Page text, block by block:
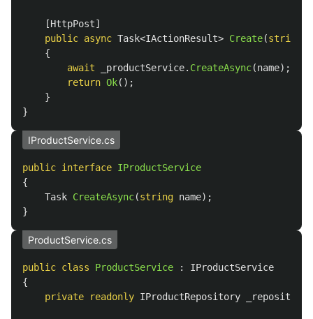
[HttpPost]
public async Task<IActionResult> Create(string
{
await
_productService. CreateAsync(name);
return Ok();
}
}
IProductService.cs
public interface IProductService
{
Task CreateAsync(string name);
}
ProductService.cs
public class ProductService :
IProductService
{
private
readonly IProductRepository _repository